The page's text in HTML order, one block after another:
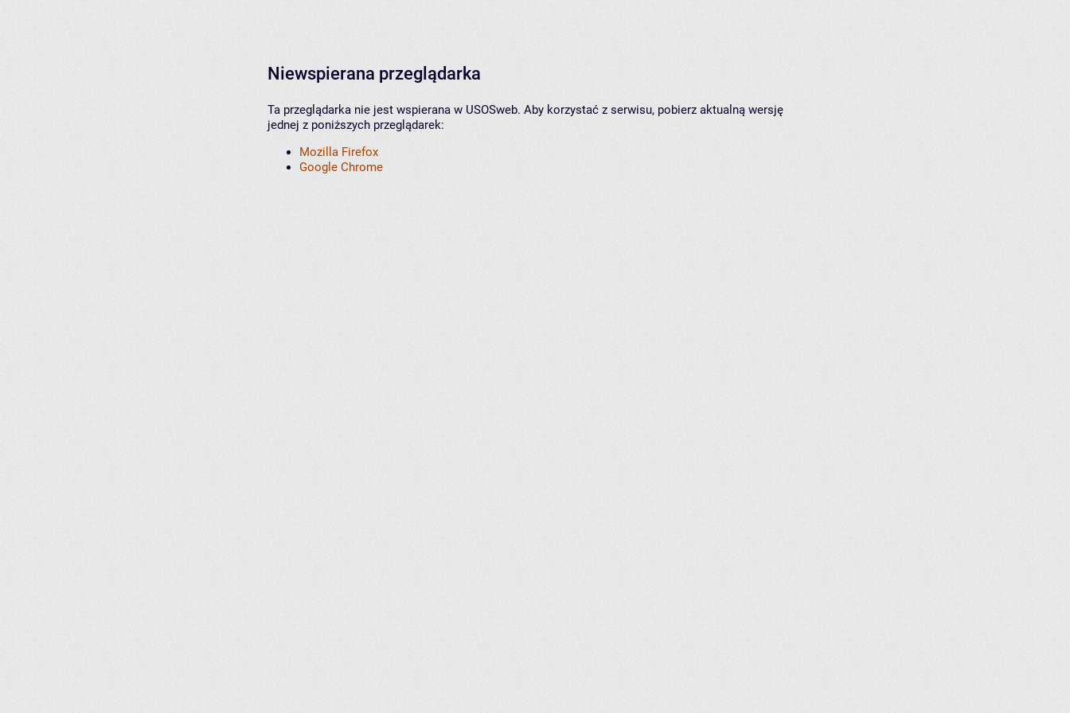
Niewspierana przeglądarka
Ta przeglądarka nie jest wspierana w USOSweb. Aby korzystać z serwisu, pobierz aktualną wersję
jednej z poniższych przeglądarek:
Mozilla Firefox
Google Chrome